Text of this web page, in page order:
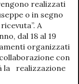
realizzati
o in segno
A
dal 18 al 19
organizzati
con
la realizzazione